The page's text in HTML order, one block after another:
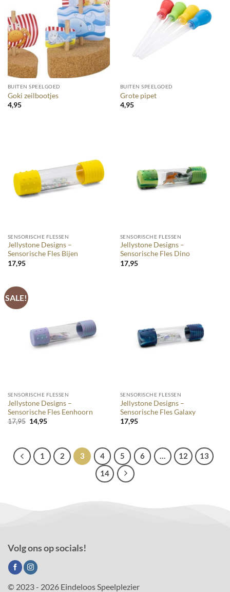
BUITEN SPEELGOED
Goki zeilbootjes
4,95
BUITEN SPEELGOED
Grote pipet
4,95
SENSORISCHE FLESSEN
Jellystone Designs –
Sensorische Fles Bijen
17,95
SENSORISCHE FLESSEN
Jellystone Designs –
Sensorische Fles Dino
17,95
SALE!
SENSORISCHE FLESSEN
Jellystone Designs –
Sensorische Fles Eenhoorn
17,95 Oorspronkelijke
prijs
14,95Huidige
SENSORISCHE FLESSEN
Jellystone Designs –
Sensorische Fles Galaxy
17,95
1 2 3 4 5 6 … 12
13
14
Volg ons op socials!
© 2023 - 2026 Eindeloos Speelplezier